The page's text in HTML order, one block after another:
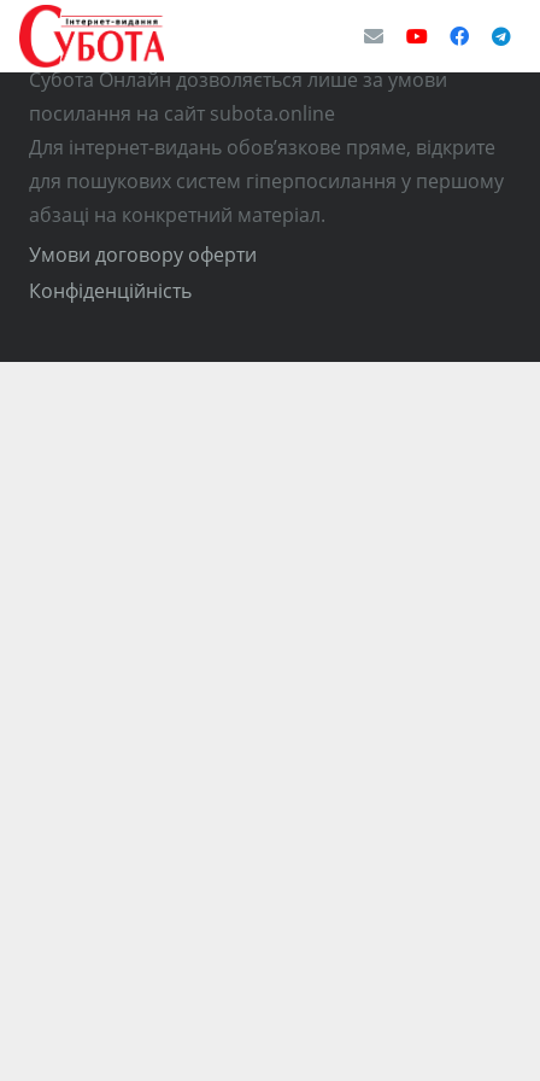
© Використання матеріалів з інтернет-видання
Субота Онлайн дозволяється лише за умови
посилання на сайт subota.online
Для інтернет-видань обов’язкове пряме, відкрите
для пошукових систем гіперпосилання у першому
абзаці на конкретний матеріал.
Умови договору оферти
Конфіденційність